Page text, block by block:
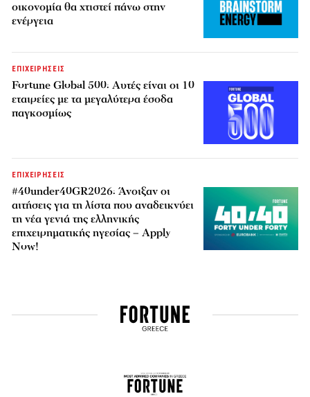
οικονομία θα χτιστεί πάνω στην
ενέργεια
ΕΠΙΧΕΙΡΗΣΕΙΣ
Fortune Global 500: Αυτές είναι οι 10
εταιρείες με τα μεγαλύτερα έσοδα
παγκοσμίως
ΕΠΙΧΕΙΡΗΣΕΙΣ
#40under40GR2026: Άνοιξαν οι
αιτήσεις για τη λίστα που αναδεικνύει
τη νέα γενιά της ελληνικής
επιχειρηματικής ηγεσίας – Apply
Now!